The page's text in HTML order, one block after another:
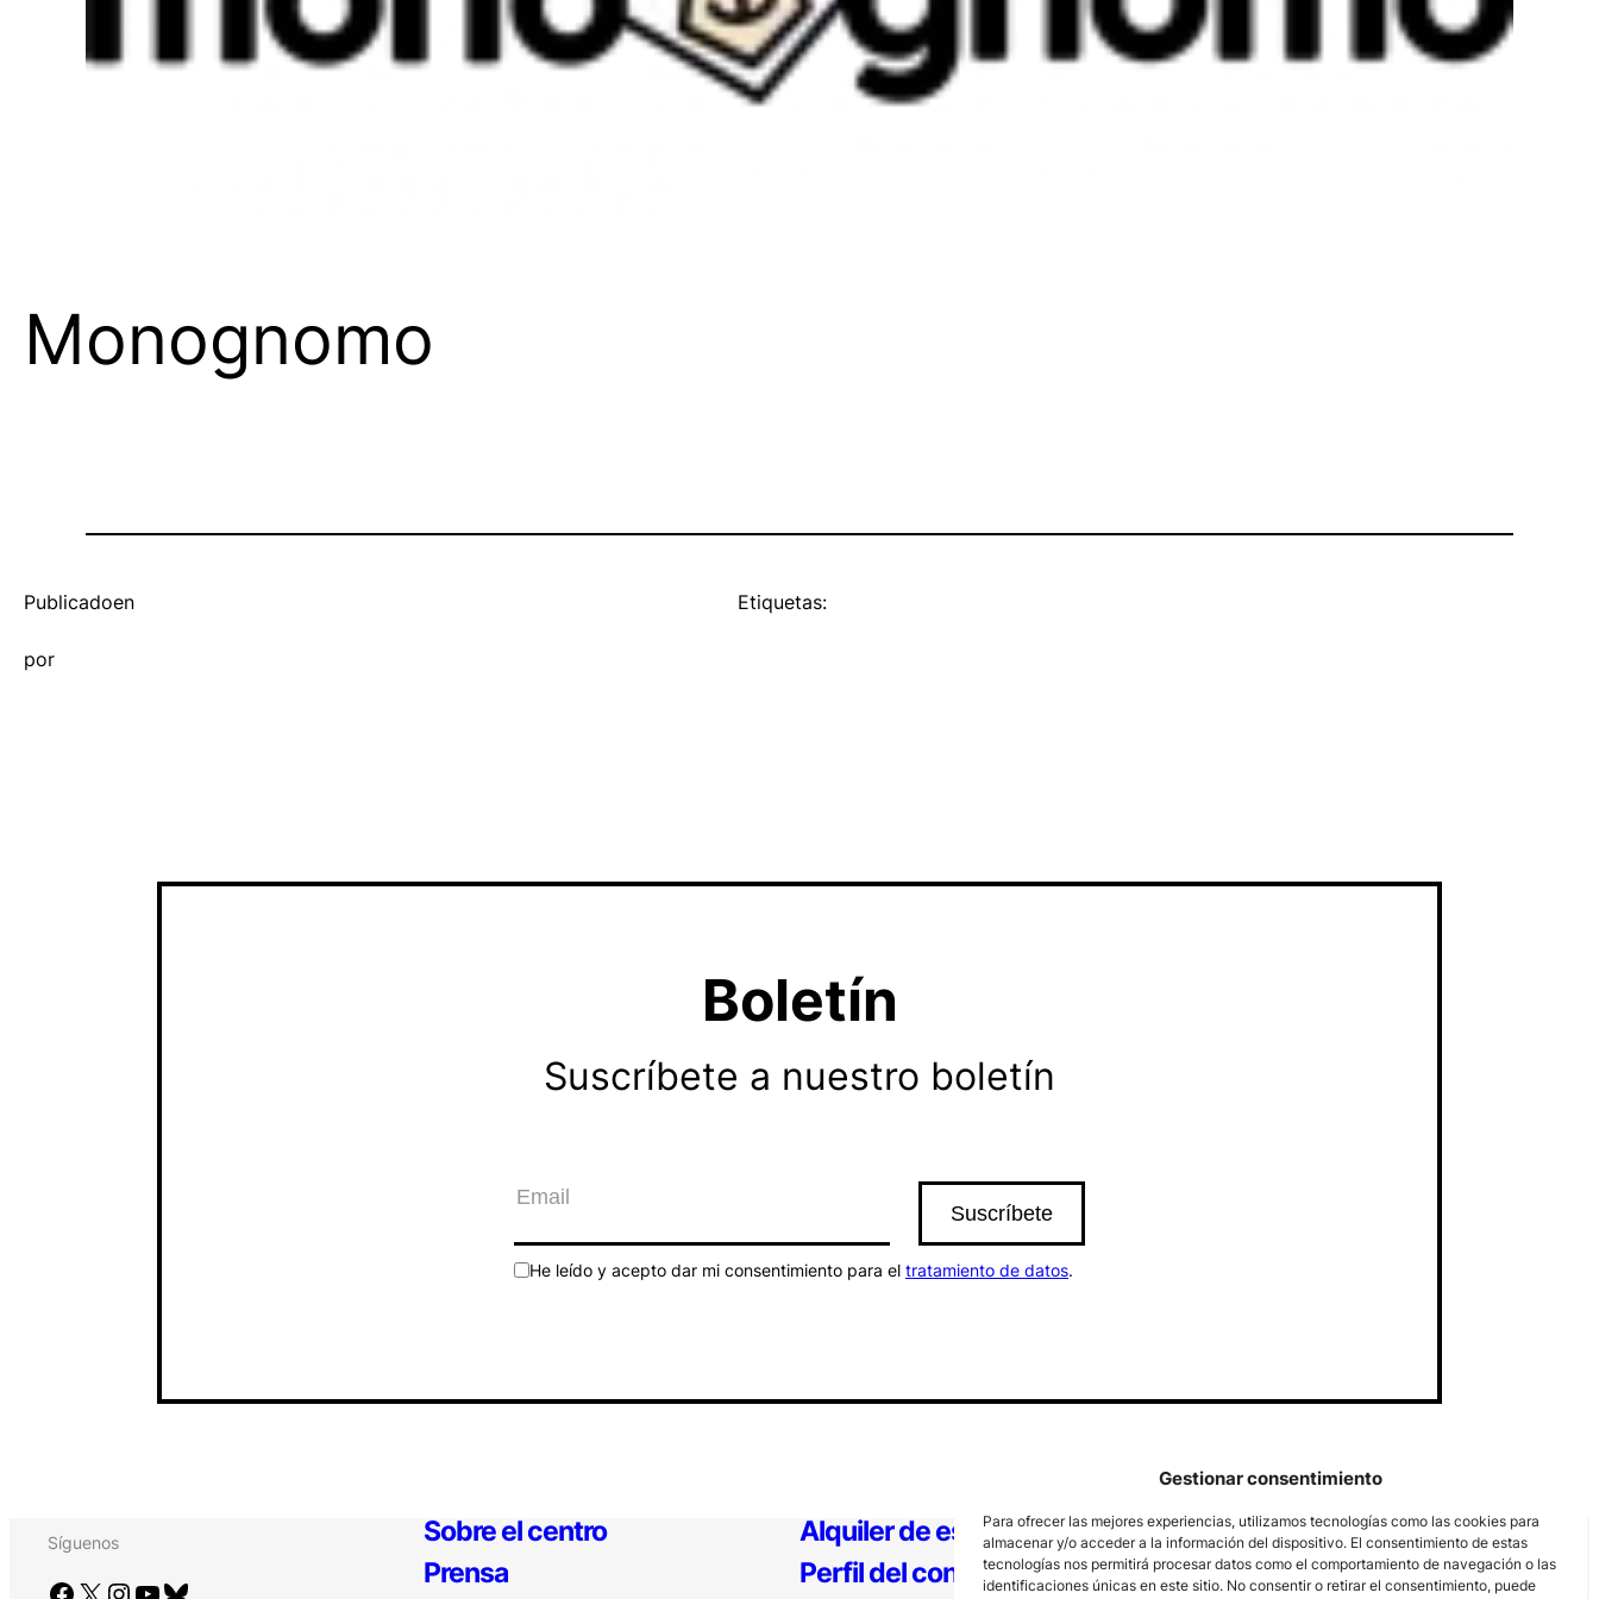
Gestionar consentimiento
Para ofrecer las mejores experiencias, utilizamos tecnologías como las cookies para
almacenar y/o acceder a la información del dispositivo. El consentimiento de estas
tecnologías nos permitirá procesar datos como el comportamiento de navegación o las
identificaciones únicas en este sitio. No consentir o retirar el consentimiento, puede
Monognomo
Publicadoen
por
Etiquetas:
Boletín
Suscríbete a nuestro boletín
He leído y acepto dar mi consentimiento para el tratamiento de datos.
Síguenos
Facebook X Instagram YouTube Bluesky
Sobre el centro
Prensa
Alquiler de espacios
Perfil del contratante